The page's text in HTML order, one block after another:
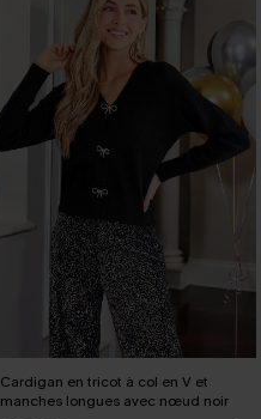
Cardigan en tricot à col en V et
manches longues avec nœud noir